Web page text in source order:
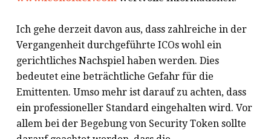
Ich gehe derzeit davon aus, dass zahlreiche in der
Vergangenheit durchgeführte ICOs wohl ein
gerichtliches Nachspiel haben werden. Dies
bedeutet eine beträchtliche Gefahr für die
Emittenten. Umso mehr ist darauf zu achten, dass
ein professioneller Standard eingehalten wird. Vor
allem bei der Begebung von Security Token sollte